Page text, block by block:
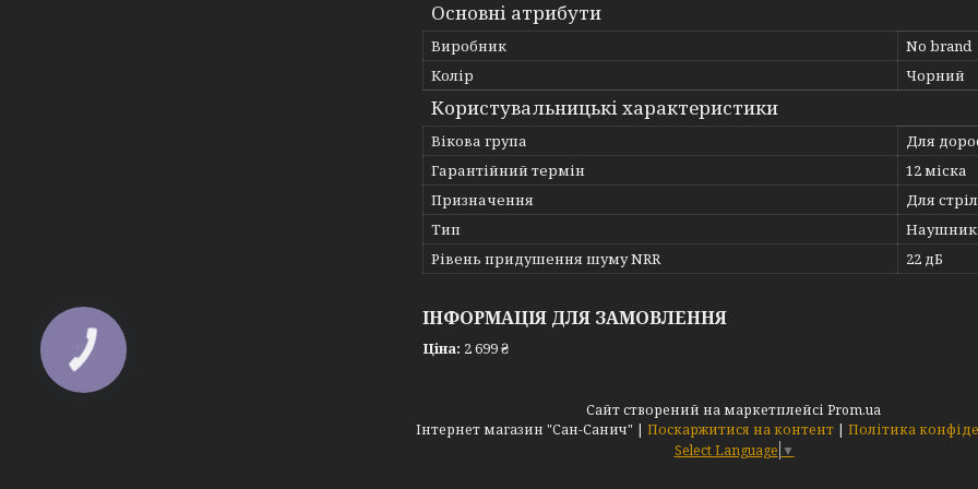
Основні атрибути
Виробник
No brand
Колір
Чорний
Користувальницькі характеристики
Вікова група
Для
Гарантійний термін
12 міска
Призначення
Для
Тип
Рівень придушення шуму NRR
22 дБ
ІНФОРМАЦІЯ ДЛЯ ЗАМОВЛЕННЯ
Ціна: 2 699 ₴
Сайт створений на маркетплейсі Prom.ua
Інтернет магазин "Сан-Санич" | Поскаржитися на контент | Політика
Select Language ▼
КНОПКА
ЗВ'ЯЗКУ